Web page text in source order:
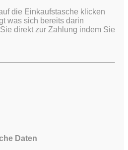
die Einkaufstasche klicken
was sich bereits darin
direkt zur Zahlung indem Sie
Daten